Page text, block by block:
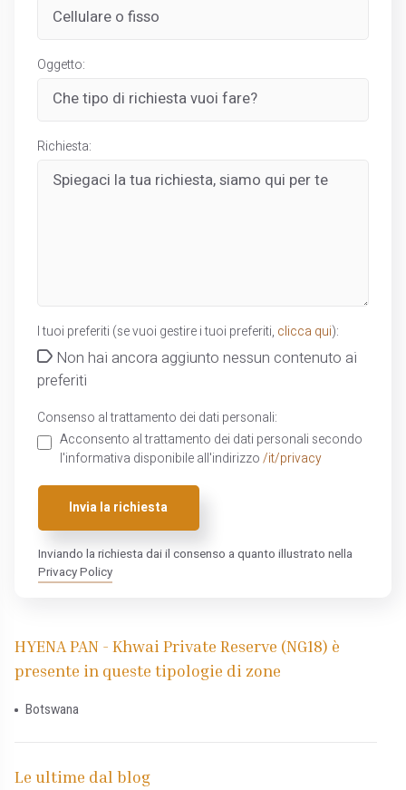
Oggetto:
Richiesta:
I tuoi preferiti (se vuoi gestire i tuoi preferiti, clicca qui):
Non hai ancora aggiunto nessun contenuto ai
preferiti
Consenso al trattamento dei dati personali:
Acconsento al trattamento dei dati personali secondo
l'informativa disponibile all'indirizzo /it/privacy
Invia la richiesta
Inviando la richiesta dai il consenso a quanto illustrato nella
Privacy Policy
HYENA PAN - Khwai Private Reserve (NG18) è
presente in queste tipologie di zone
Botswana
Le ultime dal blog